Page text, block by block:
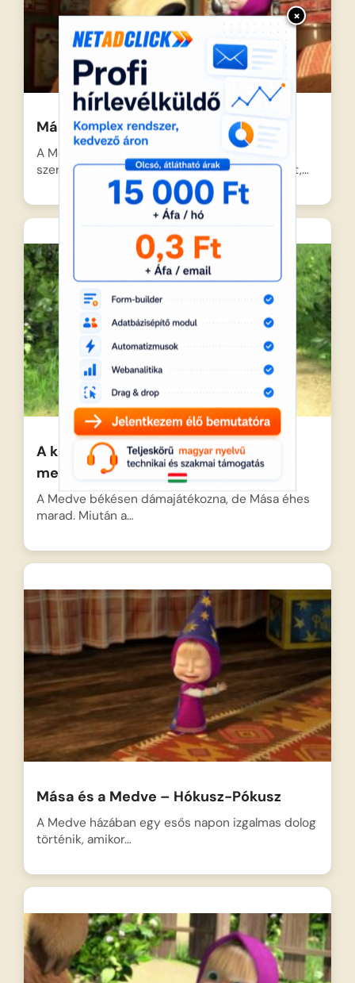
×
Mása és a medve – Jobbulást!
A Medve éppen a legnagyobb nyugalomban
szeretné megépíteni kedvenc modellrepülőjét,…
A katasztrófa receptje – Mása és a
medve
A Medve békésen dámajátékozna, de Mása éhes
marad. Miután a…
Mása és a Medve – Hókusz-Pókusz
A Medve házában egy esős napon izgalmas dolog
történik, amikor…